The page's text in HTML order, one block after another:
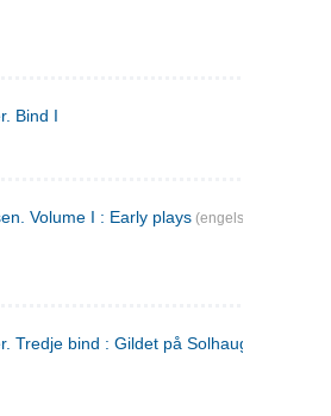
Bind I
Volume I : Early plays (engelsk)
Tredje bind : Gildet på Solhaug ; Olaf